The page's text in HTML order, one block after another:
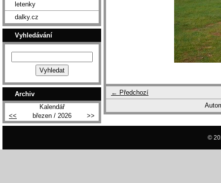
← Předchozí
letenky
dalky.cz
Vyhledávání
Archiv
Kalendář
<<
březen / 2026 >>
©